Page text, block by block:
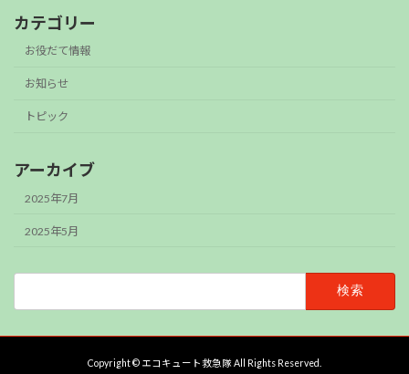
カテゴリー
お役だて情報
お知らせ
トピック
アーカイブ
2025年7月
2025年5月
Copyright © エコキュート救急隊 All Rights Reserved.